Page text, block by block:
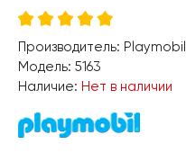
Производитель: Playmobil
Модель: 5163
Наличие: Нет в наличии